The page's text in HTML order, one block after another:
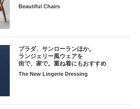
Beautiful Chairs
プラダ、サンローランほか。
ランジェリー風ウェアを
街で、家で。重ね着にもおすすめ
The New Lingerie Dressing